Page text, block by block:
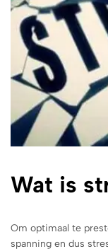
Wat is
Om optimaal te
spanning en dus